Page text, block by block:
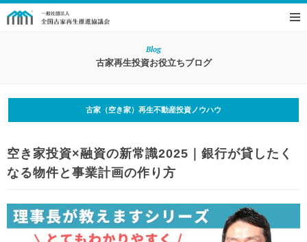
Blog
古家再生投資お役立ちブログ
古家（空き家）再生不動産投資ノウハウ
空き家投資×融資の新常識2025｜銀行が貸したく
なる物件と事業計画の作り方